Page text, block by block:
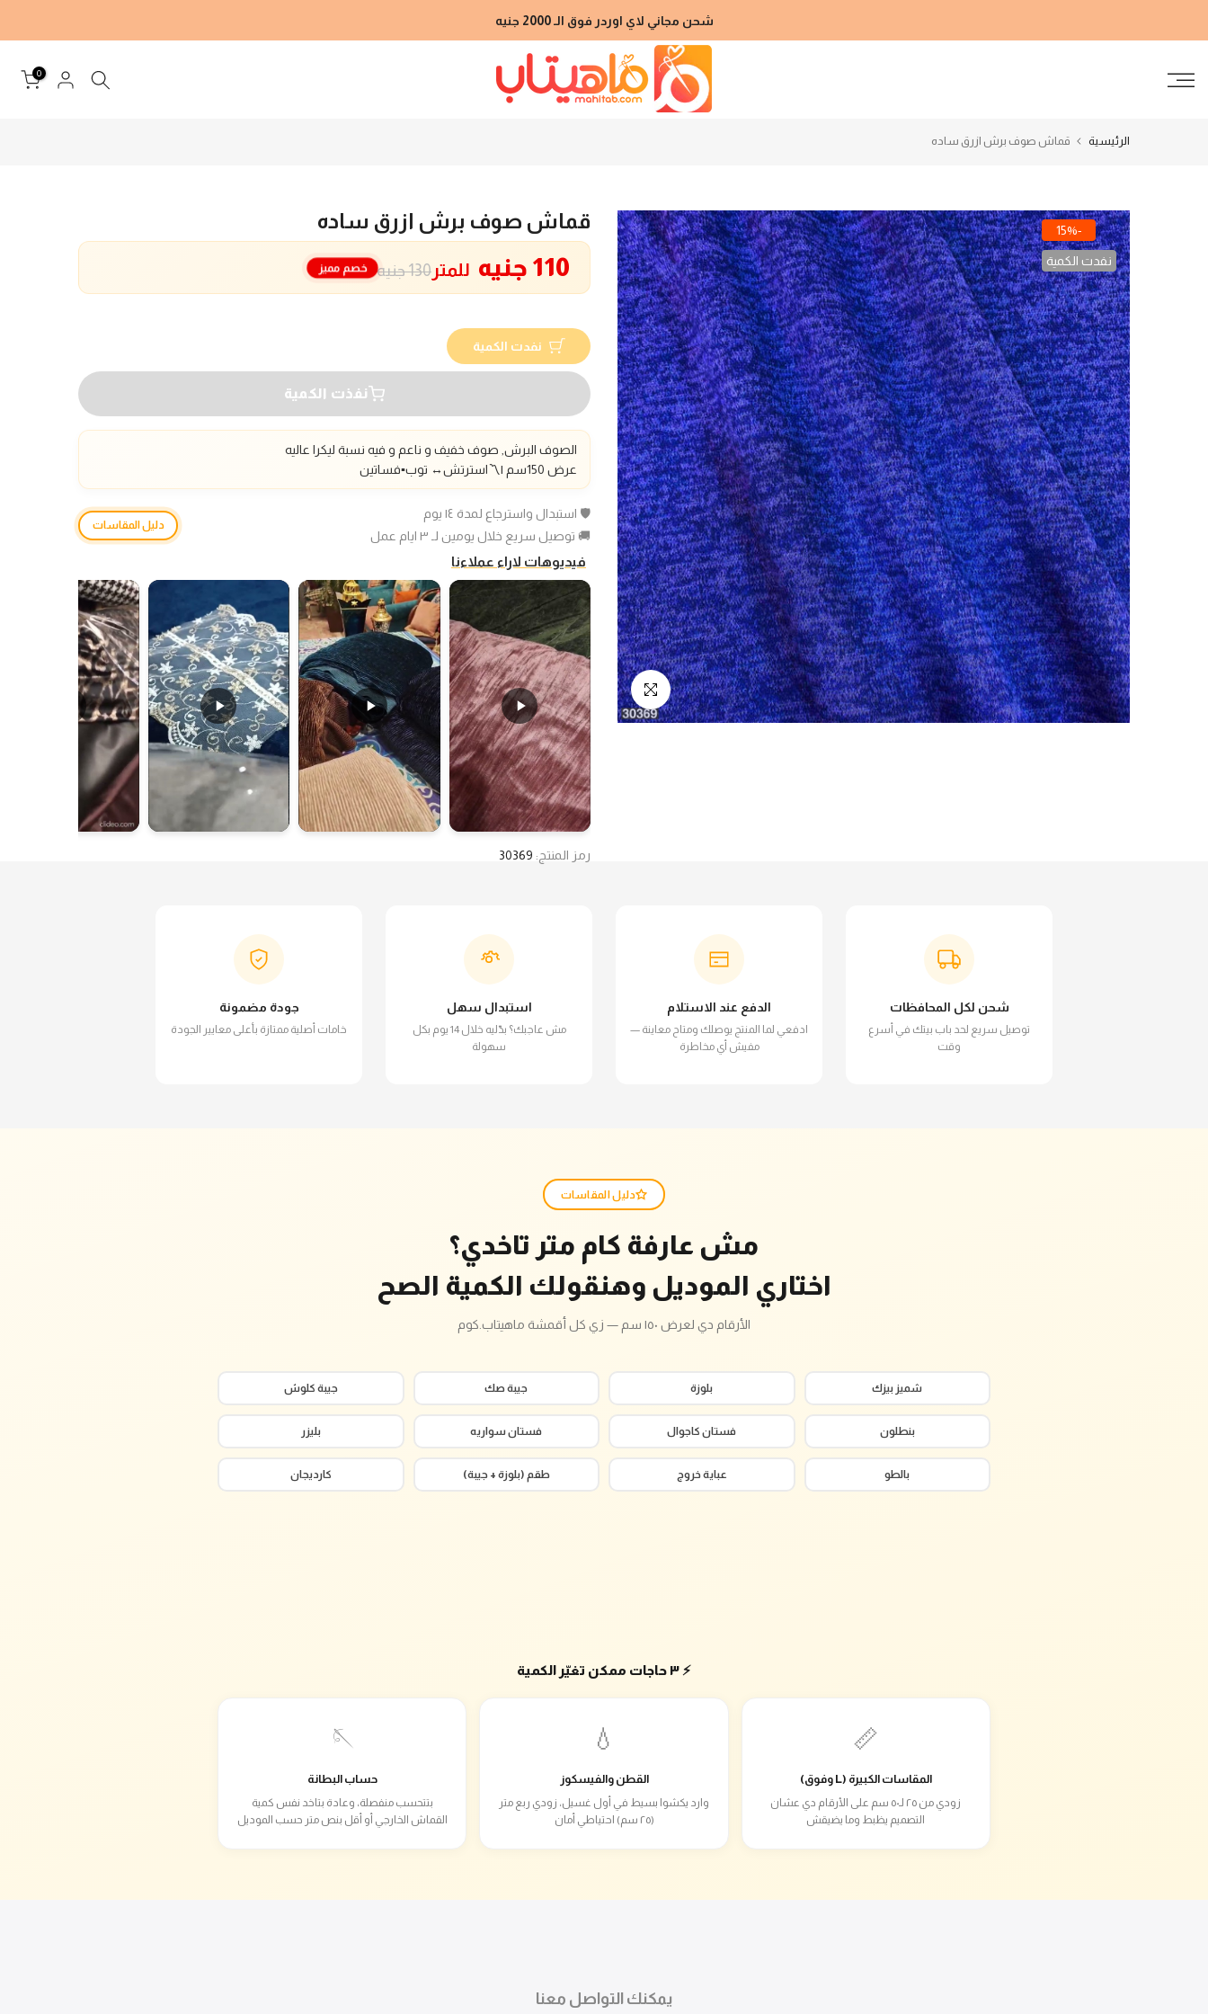
إلى
شحن مجاني لاي اوردر فوق الـ 2000 جنيه
0
الرئيسية قماش صوف برش ازرق ساده
-15%
نفدت الكمية
انقر للتكبير
قماش صوف برش ازرق ساده
130 جنيه 110 جنيه للمتر خصم مميز
نفدت الكمية
نفذت الكمية
الصوف البرش, صوف خفيف و ناعم و فيه نسبة ليكرا عاليه
عرض 150سم |〽️استرتش
↔️ توب▪️فساتين
🛡️ استبدال واسترجاع لمدة ١٤ يوم
🚚 توصيل سريع خلال يومين لـ ٣ ايام عمل
دليل المقاسات
فيديوهات لاراء عملاءنا
رمز المنتج: 30369
شحن لكل المحافظات
توصيل سريع لحد باب بيتك في أسرع
وقت
الدفع عند الاستلام
ادفعي لما المنتج يوصلك ومتاح معاينة —
مفيش أي مخاطرة
استبدال سهل
مش عاجبك؟ بدّليه خلال 14 يوم بكل
سهولة
جودة مضمونة
خامات أصلية ممتازة بأعلى معايير الجودة
دليل المقاسات
مش عارفة كام متر تاخدي؟
اختاري الموديل وهنقولك الكمية الصح
الأرقام دي لعرض ١٥٠ سم — زي كل أقمشة ماهيتاب.كوم
شميز بيزك بلوزة جيبة صك جيبة كلوش
بنطلون فستان كاجوال فستان سواريه بليزر
بالطو عباية خروج طقم (بلوزة + جيبة) كارديجان
⚡ ٣ حاجات ممكن تغيّر الكمية
📏
المقاسات الكبيرة (L وفوق)
زودي من ٢٥ لـ٥٠ سم على الأرقام دي عشان
التصميم يظبط وما يضيقش
💧
القطن والفيسكوز
وارد يكشوا بسيط في أول غسيل، زودي ربع متر
(٢٥ سم) احتياطي أمان
🪡
حساب البطانة
بتتحسب منفصلة، وعادة بتاخد نفس كمية
القماش الخارجي أو أقل بنص متر حسب الموديل
يمكنك التواصل معنا